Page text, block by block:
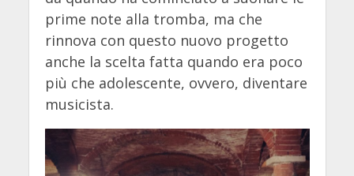
prime note alla tromba, ma che
rinnova con questo nuovo progetto
anche la scelta fatta quando era poco
più che adolescente, ovvero, diventare
musicista.